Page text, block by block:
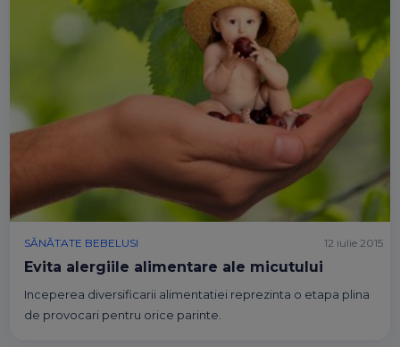
SĂNĂTATE BEBELUSI
Evita alergiile alimentare ale micutului
Inceperea diversificarii alimentatiei reprezinta o etapa plina
de provocari pentru orice parinte.
12 iulie 2015